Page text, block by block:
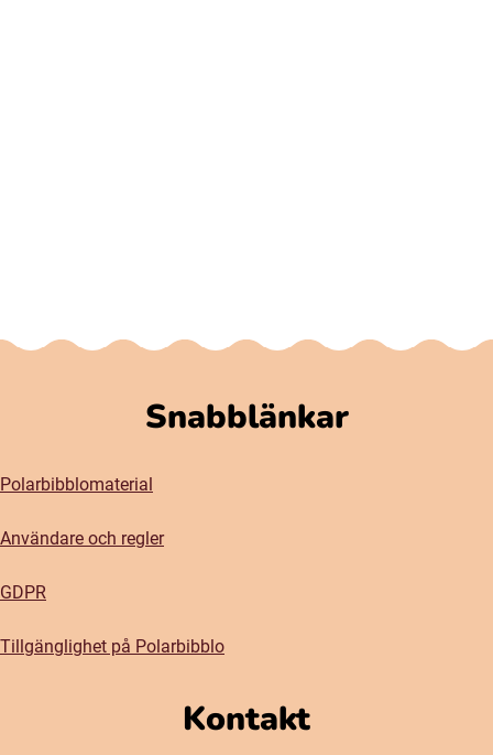
Snabblänkar
Polarbibblomaterial
Användare och regler
GDPR
Tillgänglighet på Polarbibblo
Kontakt